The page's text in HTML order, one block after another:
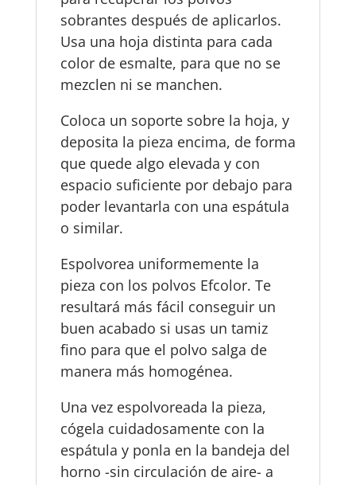
sobrantes después de aplicarlos.
Usa una hoja distinta para cada
color de esmalte, para que no se
mezclen ni se manchen.
Coloca un soporte sobre la hoja, y
deposita la pieza encima, de forma
que quede algo elevada y con
espacio suficiente por debajo para
poder levantarla con una espátula
o similar.
Espolvorea uniformemente la
pieza con los polvos Efcolor. Te
resultará más fácil conseguir un
buen acabado si usas un tamiz
fino para que el polvo salga de
manera más homogénea.
Una vez espolvoreada la pieza,
cógela cuidadosamente con la
espátula y ponla en la bandeja del
horno -sin circulación de aire- a